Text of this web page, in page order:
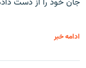
ادامه خبر